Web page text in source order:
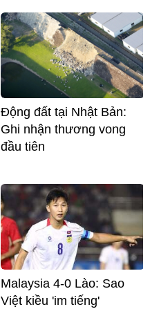
Động đất tại Nhật Bản:
Ghi nhận thương vong
đầu tiên
Malaysia 4-0 Lào: Sao
Việt kiều 'im tiếng'